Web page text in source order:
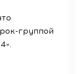
рок-группой